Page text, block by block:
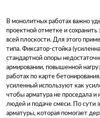
В монолитных работах важно
проектной отметке и
всей плоскости. Для этого
типа. Фиксатор-стойка
стандартной опоры
армировании, повышенной
работах по карте
усиленный используют как
чтобы арматура не проседала
людей и подаче смеси. По сути
арматуры, которая помогает